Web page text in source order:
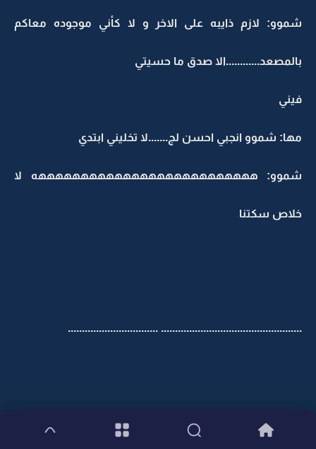
شموو: لازم ذايبه على الاخر و لا كأني موجوده معاكم
بالمصعد............الا صدق ما حسيتي
فيني
مها: شموو انجبي احسن لج.......لا تخليني ابتدي
شموو: ههههههههههههههههههههههههههه لا
خلاص سكتنا
.................................................. ................................
فهد بهذا الوقت كان عند ابوه في المكتب .... و معاهم ابو